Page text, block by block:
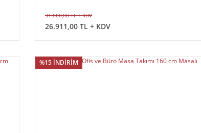
31.660,00 TL + KDV
26.911,00 TL + KDV
%15 İNDİRİM